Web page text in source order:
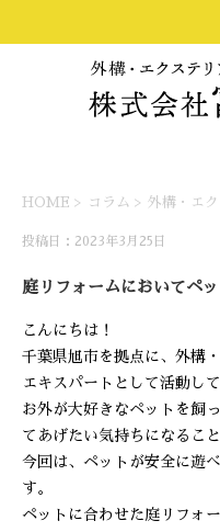
HOME > コラム > 外構・エ
投稿日：2023年3月25日
庭リフォームにおいてペ
こんにちは！
千葉県旭市を拠点に、外構
エキスパートとして活動し
お外が大好きなペットを飼
てあげたい気持ちになるこ
今回は、ペットが安全に遊
す。
ペットに合わせた庭リフォ